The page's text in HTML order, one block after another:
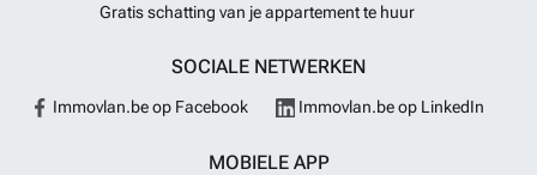
Gratis schatting van je appartement te huur
SOCIALE NETWERKEN
Immovlan.be op Facebook Immovlan.be op LinkedIn
MOBIELE APP